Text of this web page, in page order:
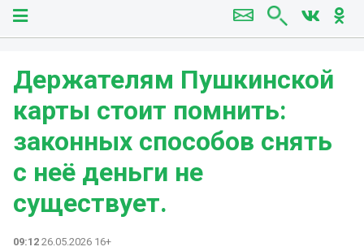
Держателям Пушкинской
карты стоит помнить:
законных способов снять
с неё деньги не
существует.
09:12 26.05.2026 16+